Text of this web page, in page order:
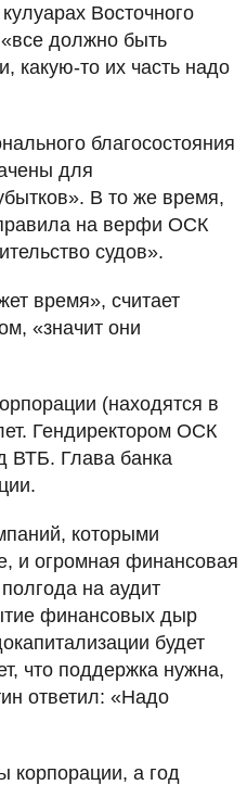
Восточного
должно быть
какую-то их часть надо
благосостояния
для
В то же время,
на верфи ОСК
судов».
время», считает
«значит они
(находятся в
Гендиректором ОСК
ВТБ. Глава банка
которыми
и огромная финансовая
на аудит
финансовых дыр
будет
что поддержка нужна,
ответил: «Надо
корпорации, а год